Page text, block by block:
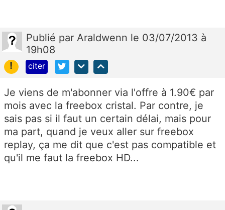
Publié par Araldwenn le 03/07/2013 à
19h08
!
citer
Je viens de m'abonner via l'offre à 1.90€ par
mois avec la freebox cristal. Par contre, je
sais pas si il faut un certain délai, mais pour
ma part, quand je veux aller sur freebox
replay, ça me dit que c'est pas compatible et
qu'il me faut la freebox HD...